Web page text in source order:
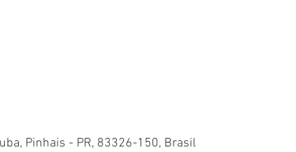
Pinhais - PR, 83326-150, Brasil